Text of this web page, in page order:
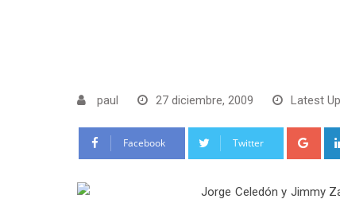
paul 27 diciembre, 2009 Latest
Facebook Twitter
Jorge Celedón y Jimmy